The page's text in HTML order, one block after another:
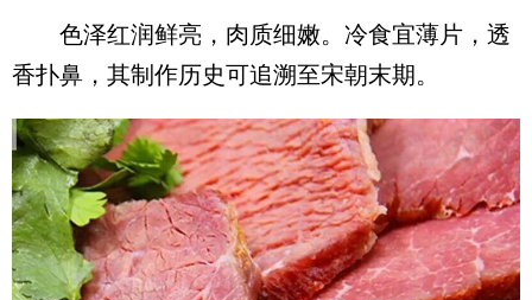
色泽红润鲜亮，肉质细嫩。冷食宜薄片，透
香扑鼻，其制作历史可追溯至宋朝末期。